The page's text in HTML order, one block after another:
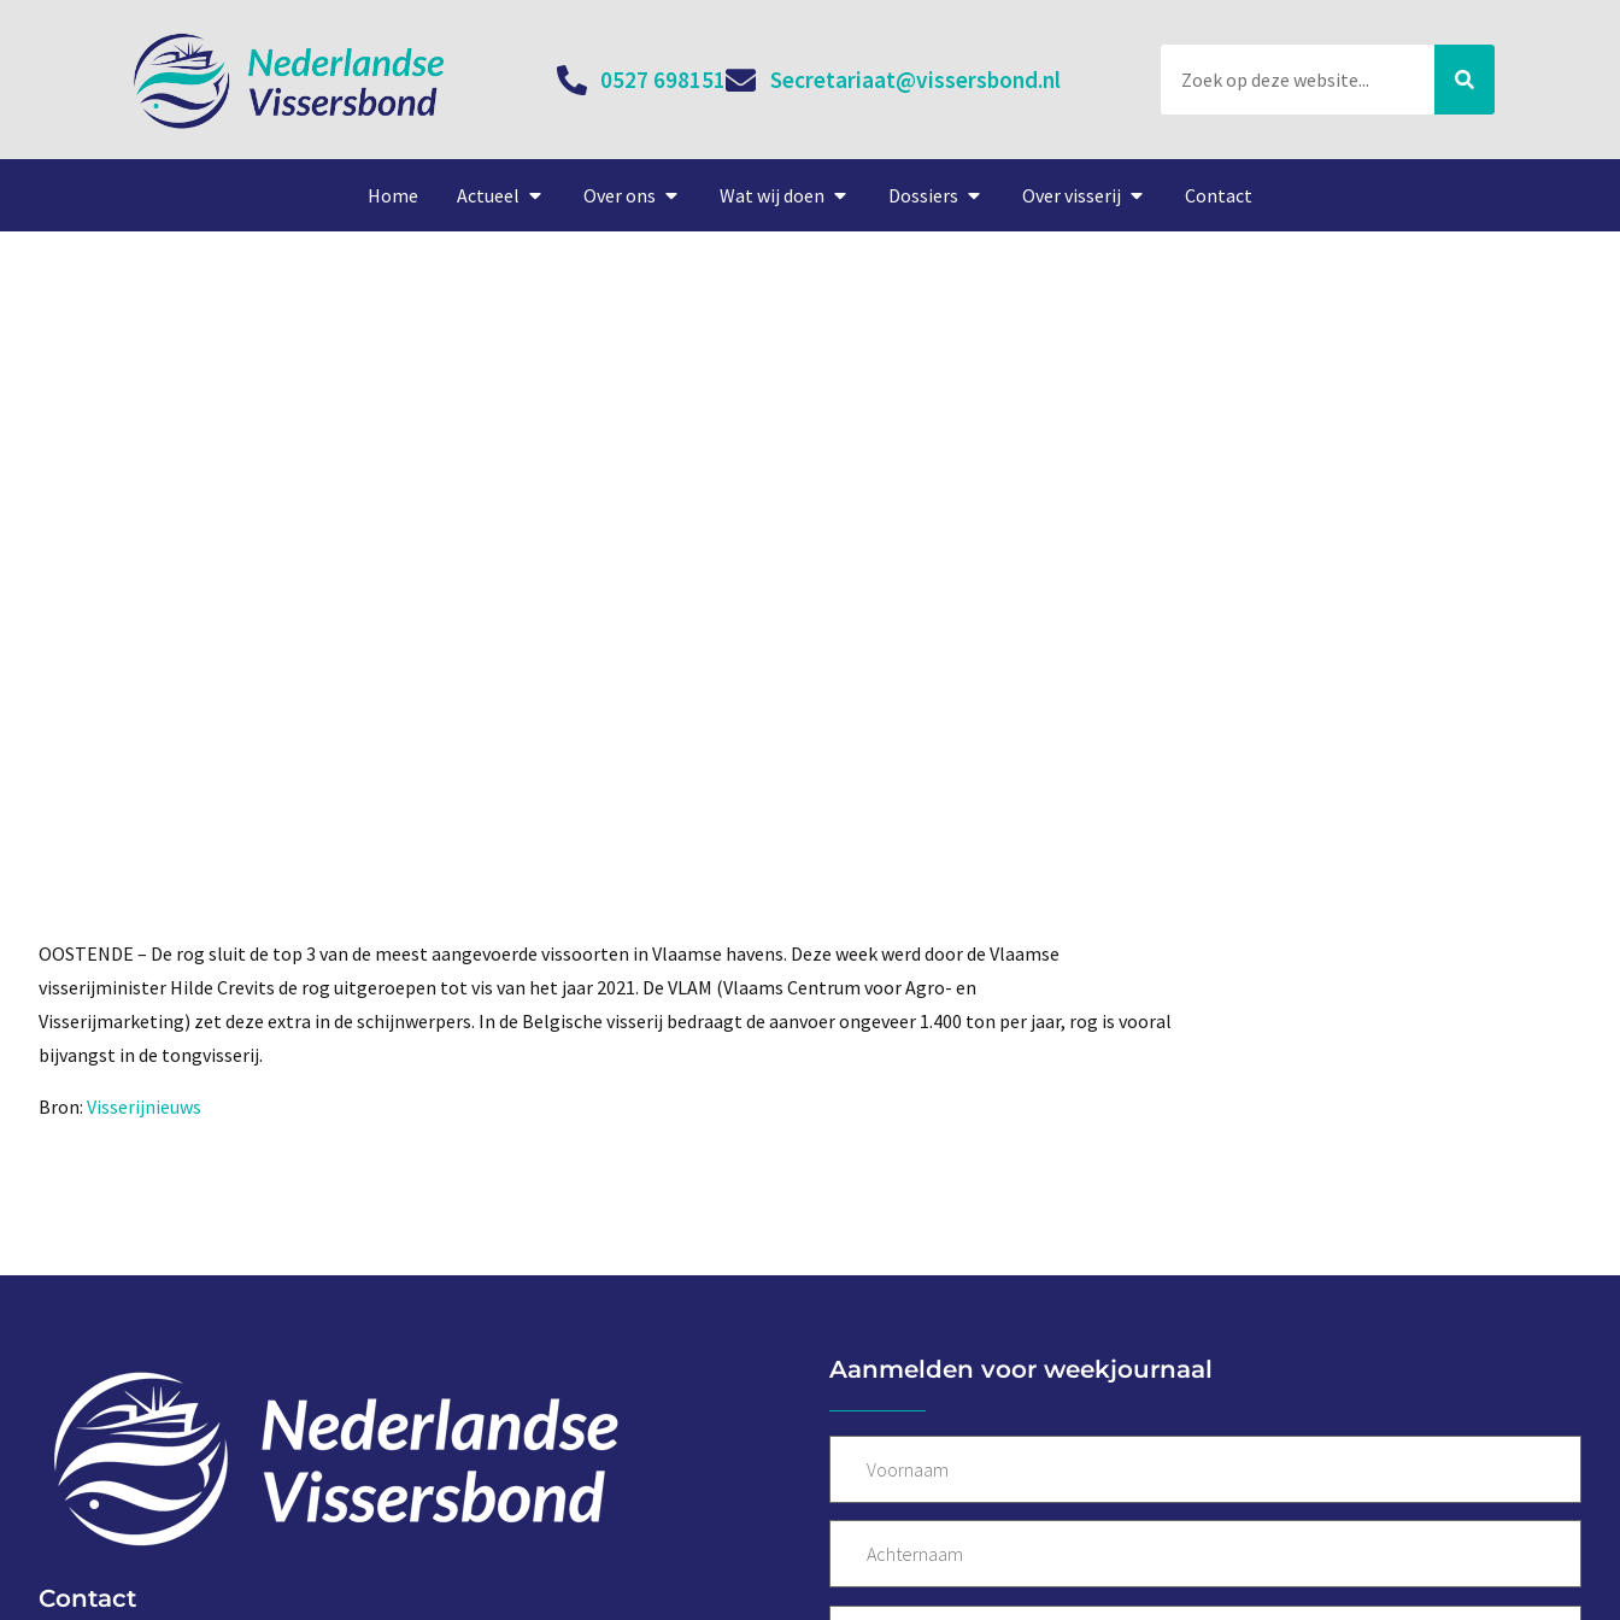
0527 698151 Secretariaat@vissersbond.nl
Home Actueel Over ons Wat wij doen Dossiers Over visserij Contact
OOSTENDE – De rog sluit de top 3 van de meest aangevoerde vissoorten in Vlaamse havens. Deze week werd door de Vlaamse
visserijminister Hilde Crevits de rog uitgeroepen tot vis van het jaar 2021. De VLAM (Vlaams Centrum voor Agro- en
Visserijmarketing) zet deze extra in de schijnwerpers. In de Belgische visserij bedraagt de aanvoer ongeveer 1.400 ton per jaar, rog is vooral
bijvangst in de tongvisserij.
Bron: Visserijnieuws
Contact
Aanmelden voor weekjournaal